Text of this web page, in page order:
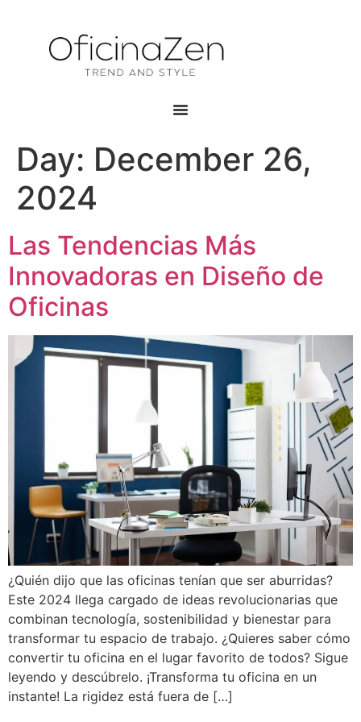
Day: December 26,
2024
Las Tendencias Más
Innovadoras en Diseño de
Oficinas
¿Quién dijo que las oficinas tenían que ser aburridas?
Este 2024 llega cargado de ideas revolucionarias que
combinan tecnología, sostenibilidad y bienestar para
transformar tu espacio de trabajo. ¿Quieres saber cómo
convertir tu oficina en el lugar favorito de todos? Sigue
leyendo y descúbrelo. ¡Transforma tu oficina en un
instante! La rigidez está fuera de […]